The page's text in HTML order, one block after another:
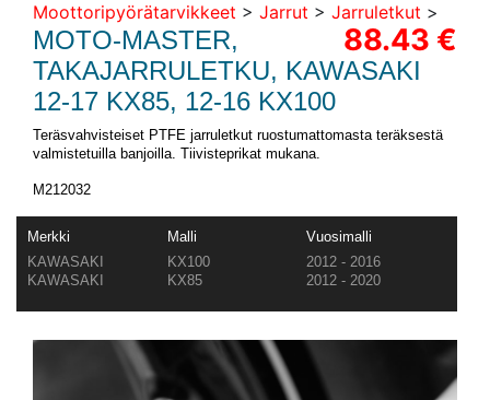
Moottoripyörätarvikkeet > Jarrut > Jarruletkut >
88.43 €
MOTO-MASTER,
TAKAJARRULETKU, KAWASAKI
12-17 KX85, 12-16 KX100
Teräsvahvisteiset PTFE jarruletkut ruostumattomasta teräksestä
valmistetuilla banjoilla. Tiivisteprikat mukana.
M212032
Merkki Malli
Vuosimalli
KAWASAKI
KX100
2012 - 2016
KAWASAKI
KX85 2012 - 2020